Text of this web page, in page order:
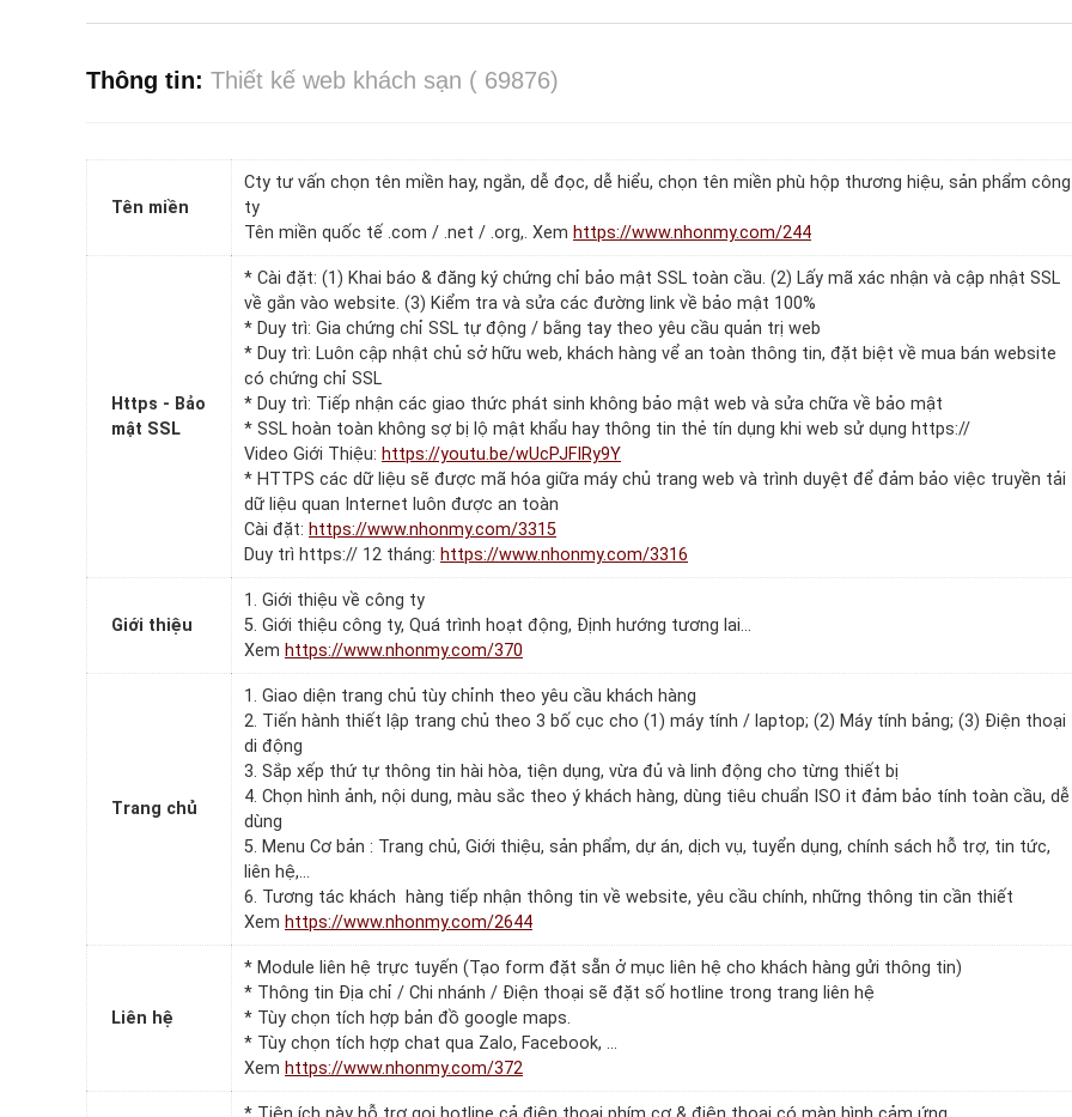
Thông tin: Thiết kế web khách sạn ( 69876)
Tên miền
Cty tư vấn chọn tên miền hay, ngắn, dễ đọc, dễ hiểu, chọn tên miền phù hộp thương hiệu, sản phẩm công
ty
Tên miền quốc tế .com / .net / .org,. Xem https://www.nhonmy.com/244
Https - Bảo
mật SSL
* Cài đặt: (1) Khai báo & đăng ký chứng chỉ bảo mật SSL toàn cầu. (2) Lấy mã xác nhận và cập nhật SSL
về gắn vào website. (3) Kiểm tra và sửa các đường link về bảo mật 100%
* Duy trì: Gia chứng chỉ SSL tự động / bằng tay theo yêu cầu quản trị web
* Duy trì: Luôn cập nhật chủ sở hữu web, khách hàng vể an toàn thông tin, đặt biệt về mua bán website
có chứng chỉ SSL
* Duy trì: Tiếp nhận các giao thức phát sinh không bảo mật web và sửa chữa về bảo mật
* SSL hoàn toàn không sợ bị lộ mật khẩu hay thông tin thẻ tín dụng khi web sử dụng https://
Video Giới Thiệu: https://youtu.be/wUcPJFIRy9Y
* HTTPS các dữ liệu sẽ được mã hóa giữa máy chủ trang web và trình duyệt để đảm bảo việc truyền tải
dữ liệu quan Internet luôn được an toàn
Cài đặt: https://www.nhonmy.com/3315
Duy trì https:// 12 tháng: https://www.nhonmy.com/3316
Giới thiệu
1. Giới thiệu về công ty
5. Giới thiệu công ty, Quá trình hoạt động, Định hướng tương lai…
Xem https://www.nhonmy.com/370
Trang chủ
1. Giao diện trang chủ tùy chỉnh theo yêu cầu khách hàng
2. Tiến hành thiết lập trang chủ theo 3 bố cục cho (1) máy tính / laptop; (2) Máy tính bảng; (3) Điện thoại
di động
3. Sắp xếp thứ tự thông tin hài hòa, tiện dụng, vừa đủ và linh động cho từng thiết bị
4. Chọn hình ảnh, nội dung, màu sắc theo ý khách hàng, dùng tiêu chuẩn ISO it đảm bảo tính toàn cầu, dễ
dùng
5. Menu Cơ bản : Trang chủ, Giới thiệu, sản phẩm, dự án, dịch vụ, tuyển dụng, chính sách hỗ trợ, tin tức,
liên hệ,…
6. Tương tác khách hàng tiếp nhận thông tin về website, yêu cầu chính, những thông tin cần thiết
Xem https://www.nhonmy.com/2644
Liên hệ
* Module liên hệ trực tuyến (Tạo form đặt sẵn ở mục liên hệ cho khách hàng gửi thông tin)
* Thông tin Địa chỉ / Chi nhánh / Điện thoại sẽ đặt số hotline trong trang liên hệ
* Tùy chọn tích hợp bản đồ google maps.
* Tùy chọn tích hợp chat qua Zalo, Facebook, …
Xem https://www.nhonmy.com/372